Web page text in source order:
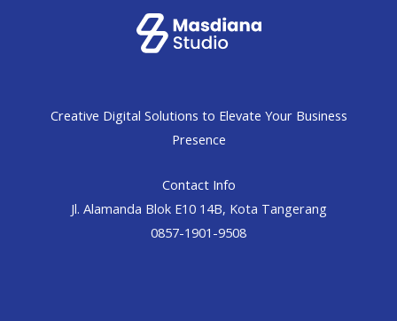
Creative Digital Solutions to Elevate Your Business
Presence
Contact Info
Jl. Alamanda Blok E10 14B, Kota Tangerang
0857-1901-9508